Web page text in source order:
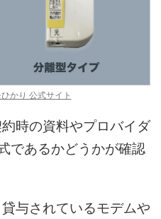
かり 公式サイト
時の資料やプロバイダ
であるかどうかが確認
与されているモデムや